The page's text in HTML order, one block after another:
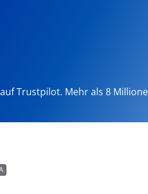
Trustpilot. Mehr als 8